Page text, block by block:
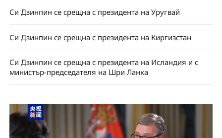
Си Дзинпин се срещна с президента на Уругвай
Си Дзинпин се срещна с президента на Киргизстан
Си Дзинпин се срещна с президента на Исландия и с
министър-председателя на Шри Ланка